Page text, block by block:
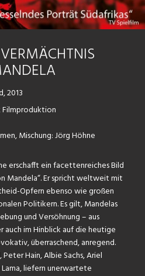
2013
Mischung: Jörg Höhne
erschafft ein facettenreiches Bild
Mandela“. Er spricht weltweit mit
Opfern ebenso wie großen
Politikern. Es gilt, Mandelas
und Versöhnung – aus
auch im Hinblick auf die heutige
überraschend, anregend.
Hain, Albie Sachs, Ariel
liefern unerwartete